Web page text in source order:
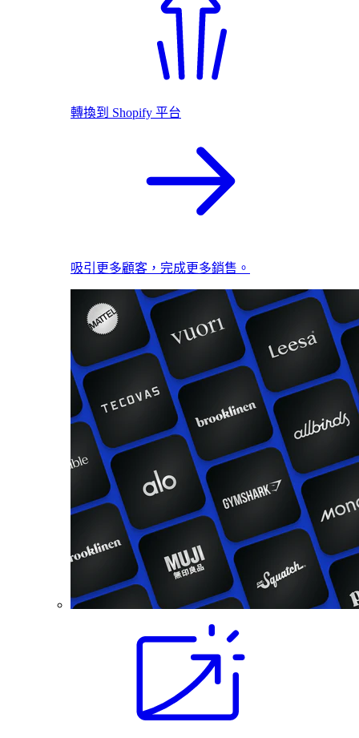
轉換到 Shopify 平台
吸引更多顧客，完成更多銷售。